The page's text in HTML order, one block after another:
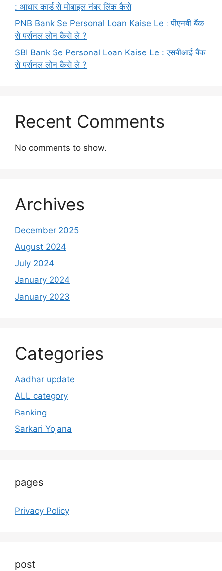
: आधार कार्ड से मोबाइल नंबर लिंक कैसे
PNB Bank Se Personal Loan Kaise Le : पीएनबी बैंक
से पर्सनल लोन कैसे ले ?
SBI Bank Se Personal Loan Kaise Le : एसबीआई बैंक
से पर्सनल लोन कैसे ले ?
Recent Comments
No comments to show.
Archives
December 2025
August 2024
July 2024
January 2024
January 2023
Categories
Aadhar update
ALL category
Banking
Sarkari Yojana
pages
Privacy Policy
post